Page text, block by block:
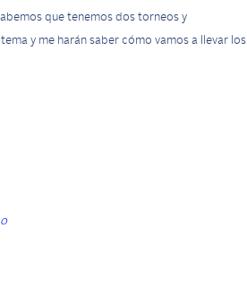
que tenemos dos torneos y
y me harán saber cómo vamos a llevar los